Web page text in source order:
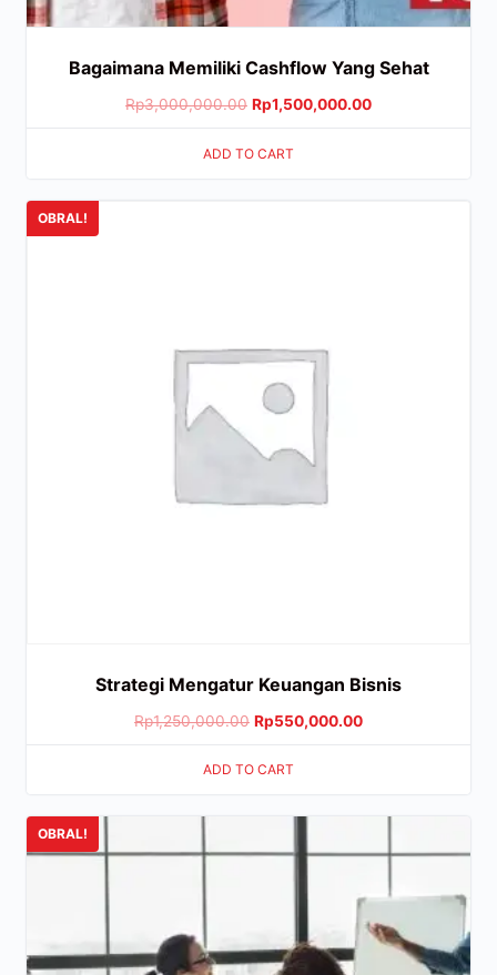
Bagaimana Memiliki Cashflow Yang Sehat
Rp3,000,000.00 Rp1,500,000.00
ADD TO CART
OBRAL!
Strategi Mengatur Keuangan Bisnis
Rp1,250,000.00 Rp550,000.00
ADD TO CART
OBRAL!